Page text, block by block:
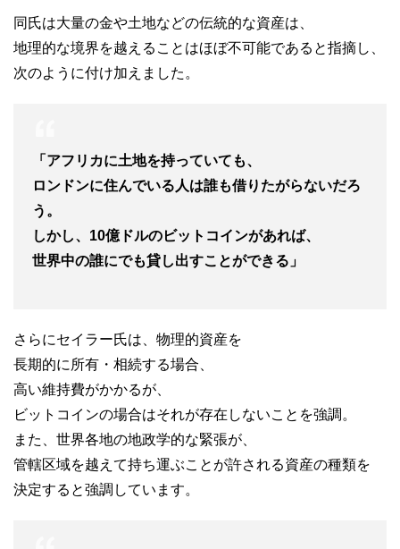
同氏は大量の金や土地などの伝統的な資産は、
地理的な境界を越えることはほぼ不可能であると指摘し、
次のように付け加えました。
「アフリカに土地を持っていても、
ロンドンに住んでいる人は誰も借りたがらないだろ
う。
しかし、10億ドルのビットコインがあれば、
世界中の誰にでも貸し出すことができる」
さらにセイラー氏は、物理的資産を
長期的に所有・相続する場合、
高い維持費がかかるが、
ビットコインの場合はそれが存在しないことを強調。
また、世界各地の地政学的な緊張が、
管轄区域を越えて持ち運ぶことが許される資産の種類を
決定すると強調しています。